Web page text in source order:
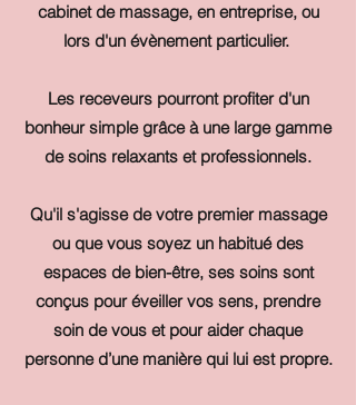
cabinet de massage, en entreprise, ou
lors d'un évènement particulier.
Les receveurs pourront profiter d'un
bonheur simple grâce à une large gamme
de soins relaxants et professionnels.
Qu'il s'agisse de votre premier massage
ou que vous soyez un habitué des
espaces de bien-être, ses soins sont
conçus pour éveiller vos sens, prendre
soin de vous et pour aider chaque
personne d’une manière qui lui est propre.